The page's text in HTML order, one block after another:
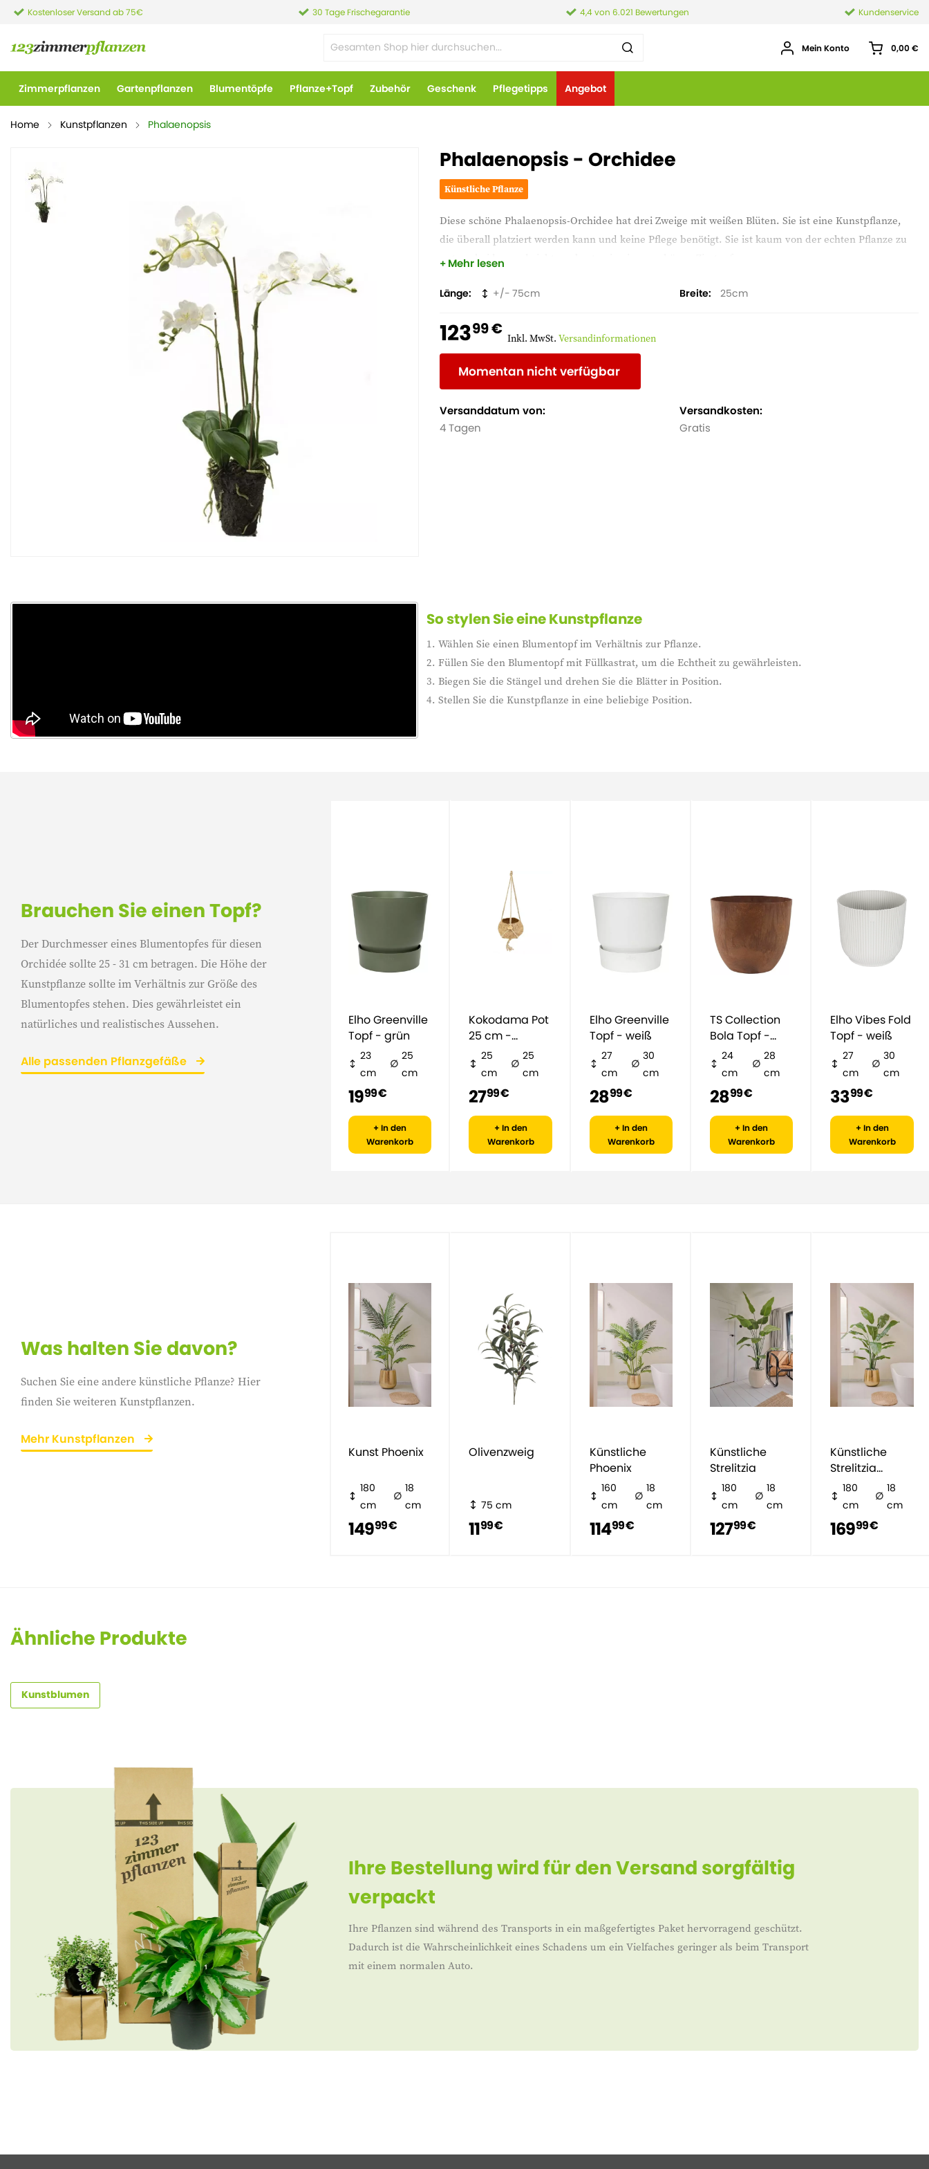
Kostenloser Versand ab 75€ 30 Tage Frischegarantie 4,4 von 6.021 Bewertungen Kundenservice
Mein Konto 0,00 €
Zimmerpflanzen Gartenpflanzen Blumentöpfe Pflanze+Topf Zubehör Geschenk Pflegetipps Angebot
Home Kunstpflanzen Phalaenopsis
Phalaenopsis - Orchidee
Künstliche Pflanze
Diese schöne Phalaenopsis-Orchidee hat drei Zweige mit weißen Blüten. Sie ist eine Kunstpflanze,
die überall platziert werden kann und keine Pflege benötigt. Sie ist kaum von der echten Pflanze zu
unterscheiden und sieht am besten in einem schönen Ziertopf aus.
Mehr lesen
Länge 75 Breite 25
12399 € Inkl. MwSt.Versandinformationen
Momentan nicht verfügbar
Versanddatum von:
4 Tagen
Versandkosten:
Gratis
Brauchen Sie einen Topf?
Der Durchmesser eines Blumentopfes für diesen
Orchidée sollte 25 - 31 cm betragen. Die Höhe der
Kunstpflanze sollte im Verhältnis zur Größe des
Blumentopfes stehen. Dies gewährleistet ein
natürliches und realistisches Aussehen.
Alle passenden Pflanzgefäße
Elho Greenville
Topf - grün
23
cm
25
cm
1999 €
+ In den
Warenkorb
Kokodama Pot
25 cm -
natürlich
25
cm
25
cm
2799 €
+ In den
Warenkorb
Elho Greenville
Topf - weiß
27
cm
30
cm
2899 €
+ In den
Warenkorb
TS Collection
Bola Topf -
braun
24
cm
28
cm
2899 €
+ In den
Warenkorb
Elho Vibes Fold
Topf - weiß
27
cm
30
cm
3399 €
+ In den
Warenkorb
Was halten Sie davon?
Suchen Sie eine andere künstliche Pflanze? Hier
finden Sie weiteren Kunstpflanzen.
Mehr Kunstpflanzen
Kunst Phoenix
180
cm
18
cm
14999 €
Olivenzweig
75 cm
1199 €
Künstliche
Phoenix
160
cm
18
cm
11499 €
Künstliche
Strelitzia
180
cm
18
cm
12799 €
Künstliche
Strelitzia
Nicolai
180
cm
18
cm
16999 €
Ähnliche Produkte
Kunstblumen
So stylen Sie eine Kunstpflanze
1. Wählen Sie einen Blumentopf im Verhältnis zur Pflanze.
2. Füllen Sie den Blumentopf mit Füllkastrat, um die Echtheit zu gewährleisten.
3. Biegen Sie die Stängel und drehen Sie die Blätter in Position.
4. Stellen Sie die Kunstpflanze in eine beliebige Position.
Ihre Bestellung wird für den Versand sorgfältig
verpackt
Ihre Pflanzen sind während des Transports in ein maßgefertigtes Paket hervorragend geschützt.
Dadurch ist die Wahrscheinlichkeit eines Schadens um ein Vielfaches geringer als beim Transport
mit einem normalen Auto.